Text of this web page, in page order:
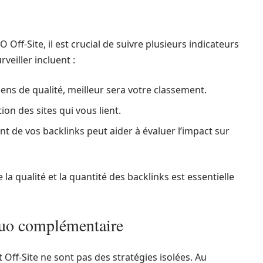
Off-Site, il est crucial de suivre plusieurs indicateurs
incluent :
de qualité, meilleur sera votre classement.
des sites qui vous lient.
de vos backlinks peut aider à évaluer l’impact sur
qualité et la quantité des backlinks est essentielle
complémentaire
Site ne sont pas des stratégies isolées. Au